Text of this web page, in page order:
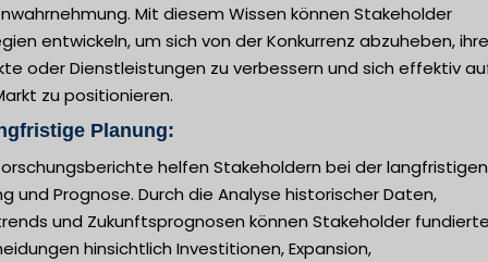
Mit diesem Wissen können Stakeholder
entwickeln, um sich von der Konkurrenz abzuheben, ihre
oder Dienstleistungen zu verbessern und sich effektiv
zu positionieren.
Planung:
helfen Stakeholdern bei der langfristigen
und Prognose. Durch die Analyse historischer Daten,
und Zukunftsprognosen können Stakeholder
hinsichtlich Investitionen, Expansion,